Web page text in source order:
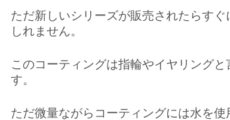
ただ新しいシリーズが販売されたらす
しれません。
このコーティングは指輪やイヤリング
す。
ただ微量ながらコーティングには水を